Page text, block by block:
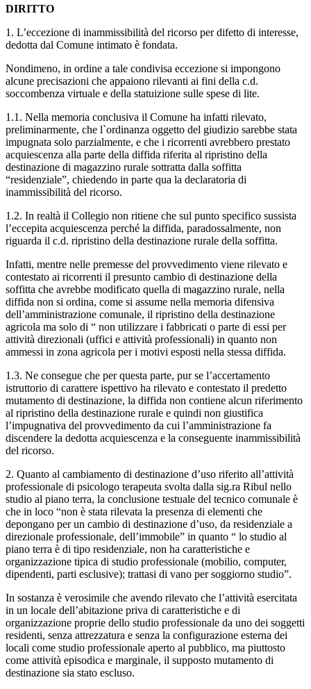
DIRITTO
1. L’eccezione di inammissibilità del ricorso per difetto di interesse,
dedotta dal Comune intimato è fondata.
Nondimeno, in ordine a tale condivisa eccezione si impongono
alcune precisazioni che appaiono rilevanti ai fini della c.d.
soccombenza virtuale e della statuizione sulle spese di lite.
1.1. Nella memoria conclusiva il Comune ha infatti rilevato,
preliminarmente, che l`ordinanza oggetto del giudizio sarebbe stata
impugnata solo parzialmente, e che i ricorrenti avrebbero prestato
acquiescenza alla parte della diffida riferita al ripristino della
destinazione di magazzino rurale sottratta dalla soffitta
“residenziale”, chiedendo in parte qua la declaratoria di
inammissibilità del ricorso.
1.2. In realtà il Collegio non ritiene che sul punto specifico sussista
l’eccepita acquiescenza perché la diffida, paradossalmente, non
riguarda il c.d. ripristino della destinazione rurale della soffitta.
Infatti, mentre nelle premesse del provvedimento viene rilevato e
contestato ai ricorrenti il presunto cambio di destinazione della
soffitta che avrebbe modificato quella di magazzino rurale, nella
diffida non si ordina, come si assume nella memoria difensiva
dell’amministrazione comunale, il ripristino della destinazione
agricola ma solo di “ non utilizzare i fabbricati o parte di essi per
attività direzionali (uffici e attività professionali) in quanto non
ammessi in zona agricola per i motivi esposti nella stessa diffida.
1.3. Ne consegue che per questa parte, pur se l’accertamento
istruttorio di carattere ispettivo ha rilevato e contestato il predetto
mutamento di destinazione, la diffida non contiene alcun riferimento
al ripristino della destinazione rurale e quindi non giustifica
l’impugnativa del provvedimento da cui l’amministrazione fa
discendere la dedotta acquiescenza e la conseguente inammissibilità
del ricorso.
2. Quanto al cambiamento di destinazione d’uso riferito all’attività
professionale di psicologo terapeuta svolta dalla sig.ra Ribul nello
studio al piano terra, la conclusione testuale del tecnico comunale è
che in loco “non è stata rilevata la presenza di elementi che
depongano per un cambio di destinazione d’uso, da residenziale a
direzionale professionale, dell’immobile” in quanto “ lo studio al
piano terra è di tipo residenziale, non ha caratteristiche e
organizzazione tipica di studio professionale (mobilio, computer,
dipendenti, parti esclusive); trattasi di vano per soggiorno studio”.
In sostanza è verosimile che avendo rilevato che l’attività esercitata
in un locale dell’abitazione priva di caratteristiche e di
organizzazione proprie dello studio professionale da uno dei soggetti
residenti, senza attrezzatura e senza la configurazione esterna dei
locali come studio professionale aperto al pubblico, ma piuttosto
come attività episodica e marginale, il supposto mutamento di
destinazione sia stato escluso.